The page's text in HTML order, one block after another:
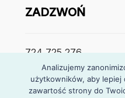
ZADZWOŃ
724 725 276
poniedzialek – piątek
7:30 – 15:30
Analizujemy
użytkowników, aby lepiej
zawartość strony do